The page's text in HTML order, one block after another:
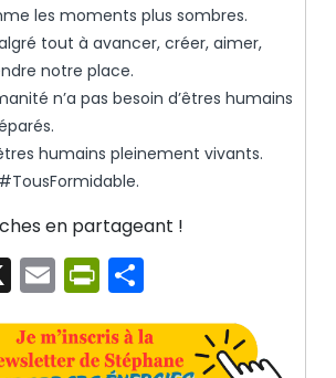
les moments plus sombres.
tout à avancer, créer, aimer,
notre place.
n’a pas besoin d’êtres humains
humains pleinement vivants.
en partageant !
X EmailPrintFriendly